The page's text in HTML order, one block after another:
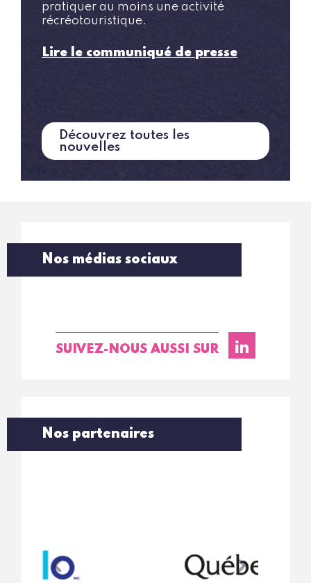
pratiquer au moins une activité
récréotouristique.
Lire le communiqué de presse
Découvrez toutes les
nouvelles
Nos médias sociaux
SUIVEZ-NOUS AUSSI SUR
Nos partenaires
Previous Next